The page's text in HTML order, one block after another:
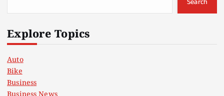
Search
Explore Topics
Auto
Bike
Business